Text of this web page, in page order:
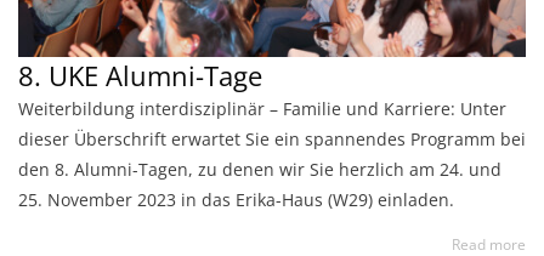
8. UKE Alumni-Tage
Weiterbildung interdisziplinär – Familie und Karriere: Unter
dieser Überschrift erwartet Sie ein spannendes Programm bei
den 8. Alumni-Tagen, zu denen wir Sie herzlich am 24. und
25. November 2023 in das Erika-Haus (W29) einladen.
Read more